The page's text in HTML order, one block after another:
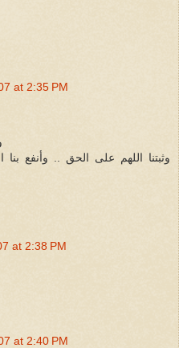
at 2:35 PM
وثبتنا اللهم على الحق .. وأنفع
at 2:38 PM
at 2:40 PM